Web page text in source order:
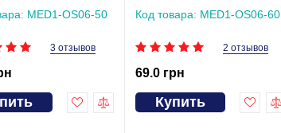
MED1-OS06-50
3 отзывов
Код товара: MED1-OS06-60
2 отзывов
69.0 грн
Купить